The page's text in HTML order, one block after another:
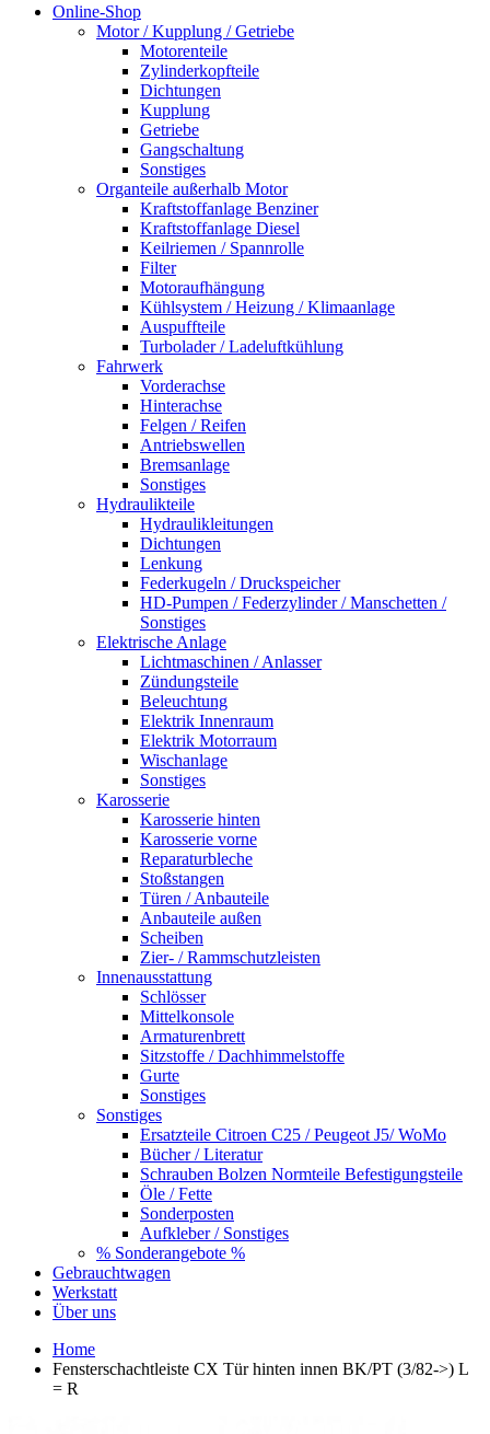
Online-Shop
Motor / Kupplung / Getriebe
Motorenteile
Zylinderkopfteile
Dichtungen
Kupplung
Getriebe
Gangschaltung
Sonstiges
Organteile außerhalb Motor
Kraftstoffanlage Benziner
Kraftstoffanlage Diesel
Keilriemen / Spannrolle
Filter
Motoraufhängung
Kühlsystem / Heizung / Klimaanlage
Auspuffteile
Turbolader / Ladeluftkühlung
Fahrwerk
Vorderachse
Hinterachse
Felgen / Reifen
Antriebswellen
Bremsanlage
Sonstiges
Hydraulikteile
Hydraulikleitungen
Dichtungen
Lenkung
Federkugeln / Druckspeicher
HD-Pumpen / Federzylinder / Manschetten /
Sonstiges
Elektrische Anlage
Lichtmaschinen / Anlasser
Zündungsteile
Beleuchtung
Elektrik Innenraum
Elektrik Motorraum
Wischanlage
Sonstiges
Karosserie
Karosserie hinten
Karosserie vorne
Reparaturbleche
Stoßstangen
Türen / Anbauteile
Anbauteile außen
Scheiben
Zier- / Rammschutzleisten
Innenausstattung
Schlösser
Mittelkonsole
Armaturenbrett
Sitzstoffe / Dachhimmelstoffe
Gurte
Sonstiges
Sonstiges
Ersatzteile Citroen C25 / Peugeot J5/ WoMo
Bücher / Literatur
Schrauben Bolzen Normteile Befestigungsteile
Öle / Fette
Sonderposten
Aufkleber / Sonstiges
% Sonderangebote %
Gebrauchtwagen
Werkstatt
Über uns
Home
Fensterschachtleiste CX Tür hinten innen BK/PT (3/82->) L
= R